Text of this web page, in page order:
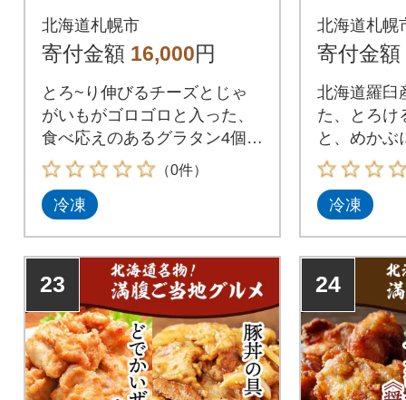
鱗幸食品_hs289-003
北海道札幌市
寄付金額 16,000円
とろ~り伸びるチーズとじゃ
がいもがゴロゴロと入った、
食べ応えのあるグラタン4個セ
ットです!越冬させて甘みを蓄
えた北海道産じゃがいも「イ
ンカのめざめ」は、甘みが強
感が特徴です。その他「アス
パラ」や「ベーコン」といっ
た具材が、北海道豊富町の濃
厚な牛乳で作ったホワイトソ
ースの中に入っており、チー
ズと絡めながら食べると病み
つきになります。おうちでプ
（0件）
冷凍
菜 計4
食品
北海道札幌
寄付金額
北海道羅臼
た、とろけ
と、めかぶ
イヤ・山芋
ば野菜』を
と3種のね
とろ状にし
を使用し、
けに仕上げ
と3種のね
ば食材を合
種のねばっ
冷凍
23 24